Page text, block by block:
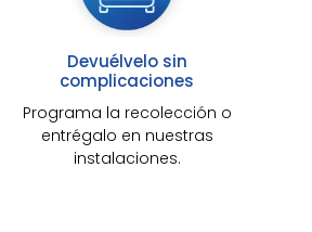
Devuélvelo sin
complicaciones
Programa la recolección o
entrégalo en nuestras
instalaciones.